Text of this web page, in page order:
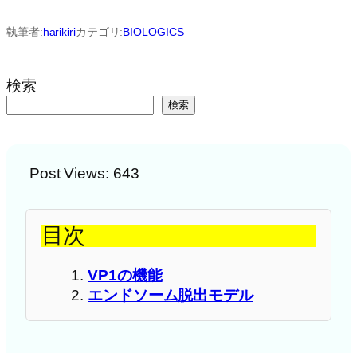
執筆者:harikiriカテゴリ:BIOLOGICS
検索
検索
Post Views: 643
目次
VP1の機能
エンドソーム脱出モデル